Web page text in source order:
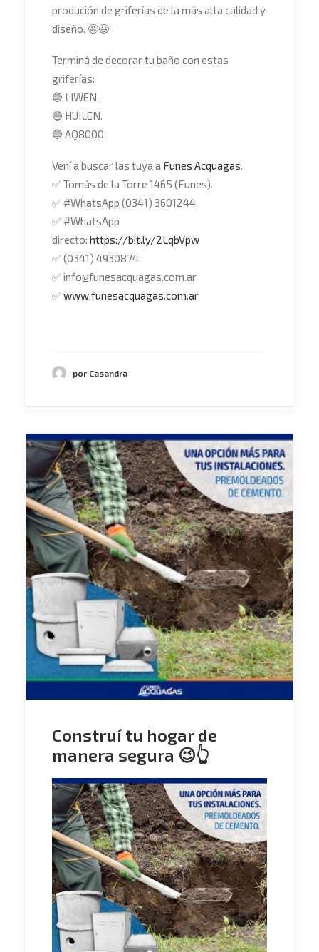
produción de griferías de la más alta calidad y
diseño. 🤩😃
Terminá de decorar tu baño con estas
griferías:
🔵 LIWEN.
🔵 HUILEN.
🔵 AQ8000.
Vení a buscar las tuya a Funes Acquagas.
✅Tomás de la Torre 1465 (Funes).
✅#WhatsApp (0341) 3601244.
✅#WhatsApp
directo: https://bit.ly/2LqbVpw
✅(0341) 4930874.
✅info@funesacquagas.com.ar
✅www.funesacquagas.com.ar
por Casandra
Construí tu hogar de
manera segura 😉👆